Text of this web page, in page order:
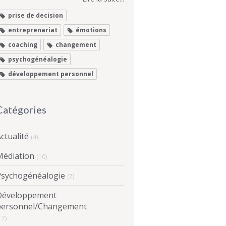
prise de decision
entreprenariat
émotions
coaching
changement
psychogénéalogie
développement personnel
(4)
(10)
(7)
Changement